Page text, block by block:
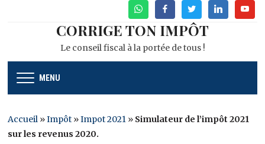
WhatsAppFacebookTwitterLinkedin
CORRIGE TON IMPÔT
Le conseil fiscal à la portée de tous !
MENU
Accueil »Impôt »Impot 2021 » Simulateur de l’impôt 2021
sur les revenus 2020.